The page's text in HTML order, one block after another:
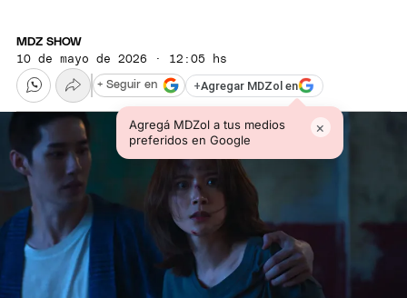
MDZ SHOW
10 de mayo de 2026 · 12:05 hs
+Agregar MDZol en
Agregá MDZol a tus medios
preferidos en Google
×
+ Seguir en